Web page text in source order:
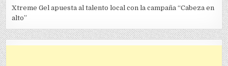
Xtreme Gel apuesta al talento local con la campaña “Cabeza en
alto”